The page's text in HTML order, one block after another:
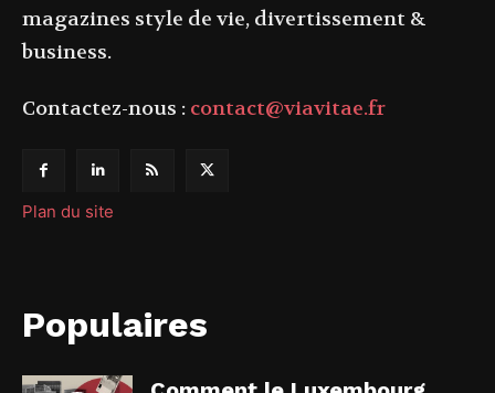
magazines style de vie, divertissement &
business.
Contactez-nous : contact@viavitae.fr
Plan du site
Populaires